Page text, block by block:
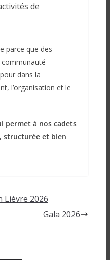
de
parce que des
dans la
l’organisation et le
permet à nos cadets
structurée et bien
Lièvre 2026
Gala 2026